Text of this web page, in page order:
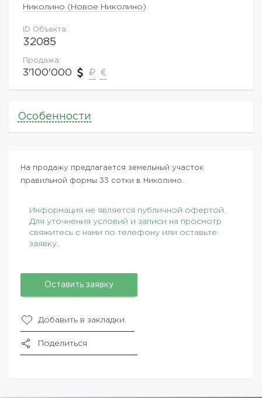
Николино (Новое Николино)
ID Объекта:
32085
Продажа:
3'100'000
Особенности
На продажу предлагается земельный участок
правильной формы 33 сотки в Николино.
Информация не является публичной офертой.
Для уточнения условий и записи на просмотр
свяжитесь с нами по телефону или оставьте
заявку.
Оставить заявку
Добавить в закладки
Поделиться